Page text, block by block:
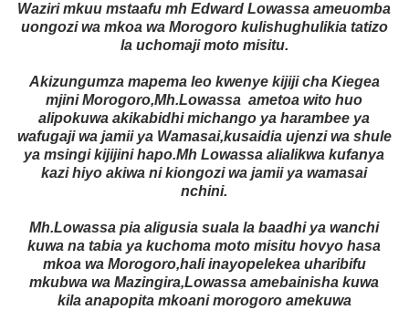
Waziri mkuu mstaafu mh Edward Lowassa ameuomba
uongozi wa mkoa wa Morogoro kulishughulikia tatizo
la uchomaji moto misitu.
Akizungumza mapema leo kwenye kijiji cha Kiegea
mjini Morogoro,Mh.Lowassa ametoa wito huo
alipokuwa akikabidhi michango ya harambee ya
wafugaji wa jamii ya Wamasai,kusaidia ujenzi wa shule
ya msingi kijijini hapo.Mh Lowassa alialikwa kufanya
kazi hiyo akiwa ni kiongozi wa jamii ya wamasai
nchini.
Mh.Lowassa pia aligusia suala la baadhi ya wanchi
kuwa na tabia ya kuchoma moto misitu hovyo hasa
mkoa wa Morogoro,hali inayopelekea uharibifu
mkubwa wa Mazingira,Lowassa amebainisha kuwa
kila anapopita mkoani morogoro amekuwa